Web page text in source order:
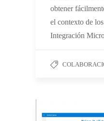
obtener
el contexto de
Integración